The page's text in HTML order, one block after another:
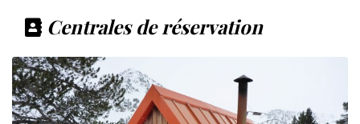
Centrales de réservation